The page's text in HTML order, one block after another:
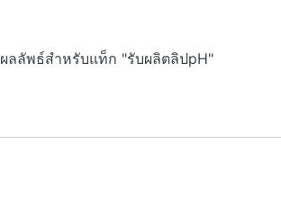
ลลัพธ์สำหรับแท็ก "รับผลิตลิปpH"